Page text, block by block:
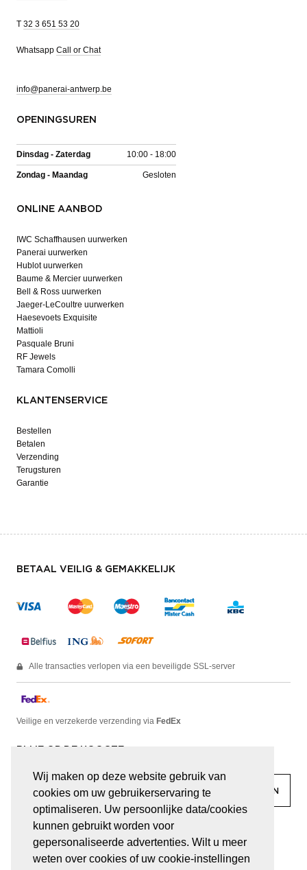
Wij maken op deze website gebruik van
cookies om uw gebruikerservaring te
optimaliseren. Uw persoonlijke data/cookies
kunnen gebruikt worden voor
gepersonaliseerde advertenties. Wilt u meer
weten over cookies of uw cookie-instellingen
T 32 3 651 53 20
Whatsapp Call or Chat
info@panerai-antwerp.be
OPENINGSUREN
Dinsdag - Zaterdag 10:00 - 18:00
Zondag - Maandag Gesloten
ONLINE AANBOD
IWC Schaffhausen uurwerken
Panerai uurwerken
Hublot uurwerken
Baume & Mercier uurwerken
Bell & Ross uurwerken
Jaeger-LeCoultre uurwerken
Haesevoets Exquisite
Mattioli
Pasquale Bruni
RF Jewels
Tamara Comolli
KLANTENSERVICE
Bestellen
Betalen
Verzending
Terugsturen
Garantie
BETAAL VEILIG & GEMAKKELIJK
Alle transacties verlopen via een beveiligde SSL-server
Veilige en verzekerde verzending via FedEx
BLIJF OP DE HOOGTE
facebook linkedin